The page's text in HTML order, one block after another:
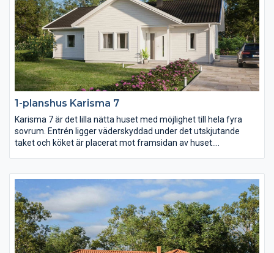
1-planshus Karisma 7
Karisma 7 är det lilla nätta huset med möjlighet till hela fyra
sovrum. Entrén ligger väderskyddad under det utskjutande
taket och köket är placerat mot framsidan av huset.
passage in till huset.